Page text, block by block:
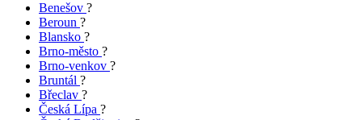
Benešov ?
Beroun ?
Blansko ?
Brno-město ?
Brno-venkov ?
Bruntál ?
Břeclav ?
Česká Lípa ?